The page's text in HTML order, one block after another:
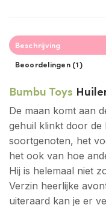
Beschrijving
Beoordelingen (1)
Bumbu Toys
De maan komt aan
gehuil klinkt door
soortgenoten, het
het ook van hoe
Hij is helemaal niet
Verzin heerlijke
uiteraard kan je er